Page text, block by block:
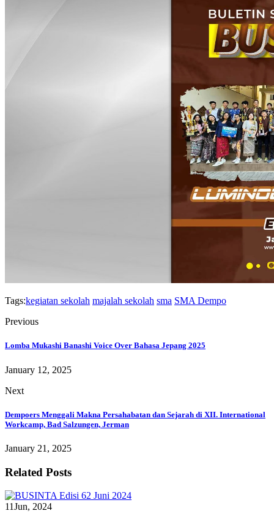
Tags:kegiatan sekolah majalah sekolah sma SMA Dempo
Previous
Lomba Mukashi Banashi Voice Over Bahasa Jepang 2025
January 12, 2025
Next
Dempoers Menggali Makna Persahabatan dan Sejarah di XII. International
Workcamp, Bad Salzungen, Jerman
January 21, 2025
Related Posts
11Jun, 2024